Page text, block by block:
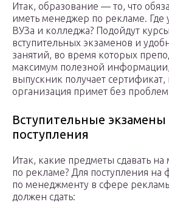
Итак, образование — то, что
иметь менеджер по рекламе. Где
ВУЗа и колледжа? Подойдут
вступительных экзаменов и
занятий, во время которых
максимум полезной
выпускник получает
организация примет без
Вступительные экзамены
поступления
Итак, какие предметы сдавать
по рекламе? Для поступления на
по менеджменту в сфере
должен сдать: